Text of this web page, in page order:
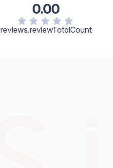
0.00
reviews.reviewTotalCount